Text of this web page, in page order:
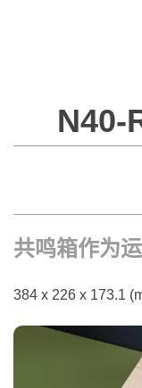
N40-
共鸣箱作为
384 x 226 x 173.1